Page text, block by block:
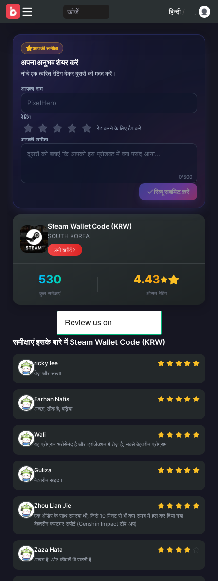
खोजें हिन्दी /
आपकी समीक्षा
अपना अनुभव शेयर करें
नीचे एक त्वरित रेटिंग देकर दूसरों की मदद करें।
आपका नाम
रेटिंग
रेट करने के लिए टैप करें
आपकी समीक्षा
0/500
रिव्यू सबमिट करें
Steam Wallet Code (KRW)
SOUTH KOREA
अभी खरीदें
530
कुल समीक्षाएं
4.43
औसत रेटिंग
समीक्षाएं इसके बारे में Steam Wallet Code (KRW)
ricky lee
तेज़ और सस्ता।
Farhan Nafis
अच्छा, ठीक है, बढ़िया।
Wali
यह प्रोग्राम भरोसेमंद है और ट्रांजेक्शन में तेज़ है, सबसे बेहतरीन प्रोग्राम।
Guliza
बेहतरीन साइट।
Zhou Lian Jie
एक ऑर्डर के साथ समस्या थी, जिसे 10 मिनट से भी कम समय में हल कर दिया गया।
बेहतरीन कस्टमर सपोर्ट (Genshin Impact टॉप-अप)।
Zaza Hata
अच्छा है, और कीमतें भी सस्ती हैं।